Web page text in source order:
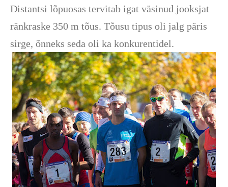
Distantsi lõpuosas tervitab igat väsinud jooksjat
ränkraske 350 m tõus. Tõusu tipus oli jalg päris
sirge, õnneks seda oli ka konkurentidel.